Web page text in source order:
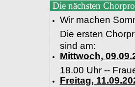
Die nächsten
Wir machen
Die ersten
sind am:
Mittwoch,
18.00 Uhr --
Freitag,